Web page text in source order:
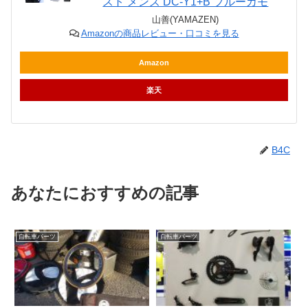
山善(YAMAZEN)
Amazonの商品レビュー・口コミを見る
Amazon
楽天
B4C
あなたにおすすめの記事
自転車パーツ 自転車パーツ